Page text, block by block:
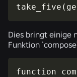
Dies bringt einige
Funktion `compose
function